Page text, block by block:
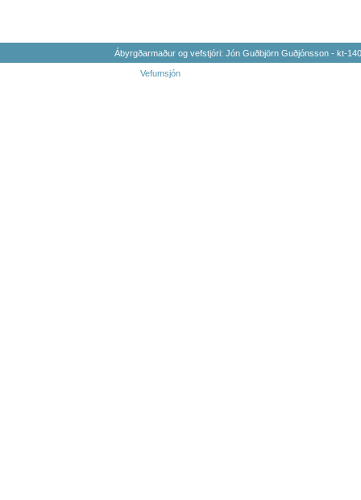
Ábyrgðarmaður og vefstjóri: Jón Guðbjörn Guðjónsson - kt-
Vefumsjón